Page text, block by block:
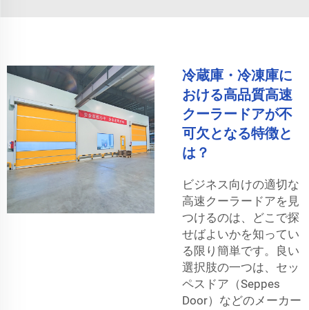
冷蔵庫・冷凍庫に
おける高品質高速
クーラードアが不
可欠となる特徴と
は？
ビジネス向けの適切な
高速クーラードアを見
つけるのは、どこで探
せばよいかを知ってい
る限り簡単です。良い
選択肢の一つは、セッ
ペスドア（Seppes
Door）などのメーカー